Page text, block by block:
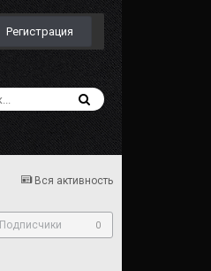
Регистрация
Вся активность
Подписчики 0